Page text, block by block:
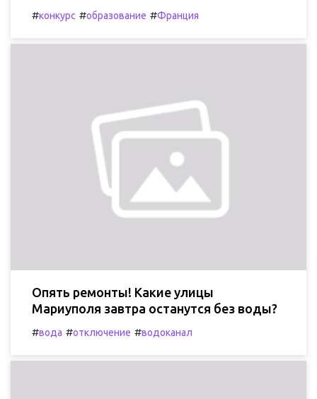
#конкурс #образование #Франция
Опять ремонты! Какие улицы
Мариуполя завтра останутся без воды?
#вода #отключение #водоканал